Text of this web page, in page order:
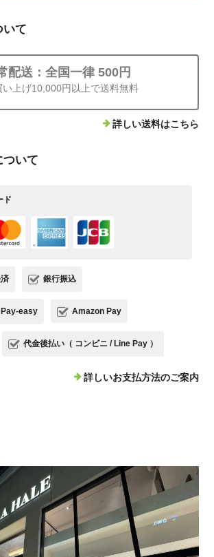
いて
配送：全国一律 500円
い上げ10,000円以上で送料無料
詳しい送料はこちら
ついて
ド
銀行振込
Pay-easy Amazon Pay
代金後払い（ コンビニ / Line Pay ）
詳しいお支払方法のご案内